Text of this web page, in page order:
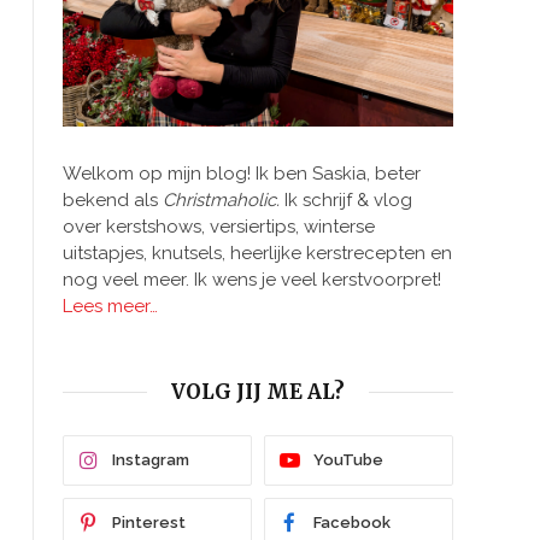
Welkom op mijn blog! Ik ben Saskia, beter
bekend als Christmaholic. Ik schrijf & vlog
over kerstshows, versiertips, winterse
uitstapjes, knutsels, heerlijke kerstrecepten en
nog veel meer. Ik wens je veel kerstvoorpret!
Lees meer…
VOLG JIJ ME AL?
Instagram YouTube
Pinterest Facebook